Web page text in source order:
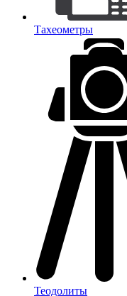
Тахеометры
Теодолиты